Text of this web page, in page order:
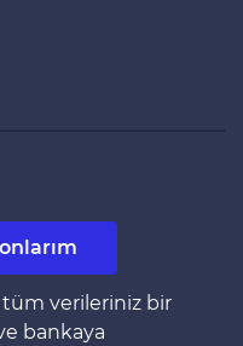
verileriniz bir
bankaya